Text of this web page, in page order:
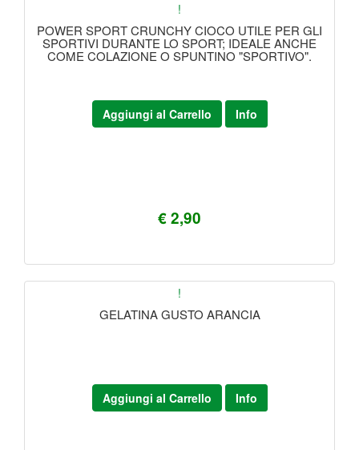
!
POWER SPORT CRUNCHY CIOCO UTILE PER GLI
SPORTIVI DURANTE LO SPORT; IDEALE ANCHE
COME COLAZIONE O SPUNTINO "SPORTIVO".
€ 2,90
Aggiungi al Carrello Info
!
GELATINA GUSTO ARANCIA
Aggiungi al Carrello Info